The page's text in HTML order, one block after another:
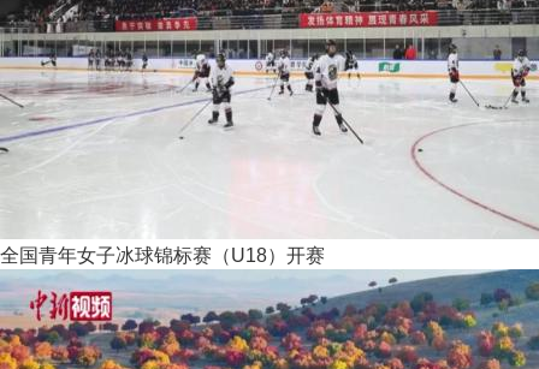
全国青年女子冰球锦标赛（U18）开赛